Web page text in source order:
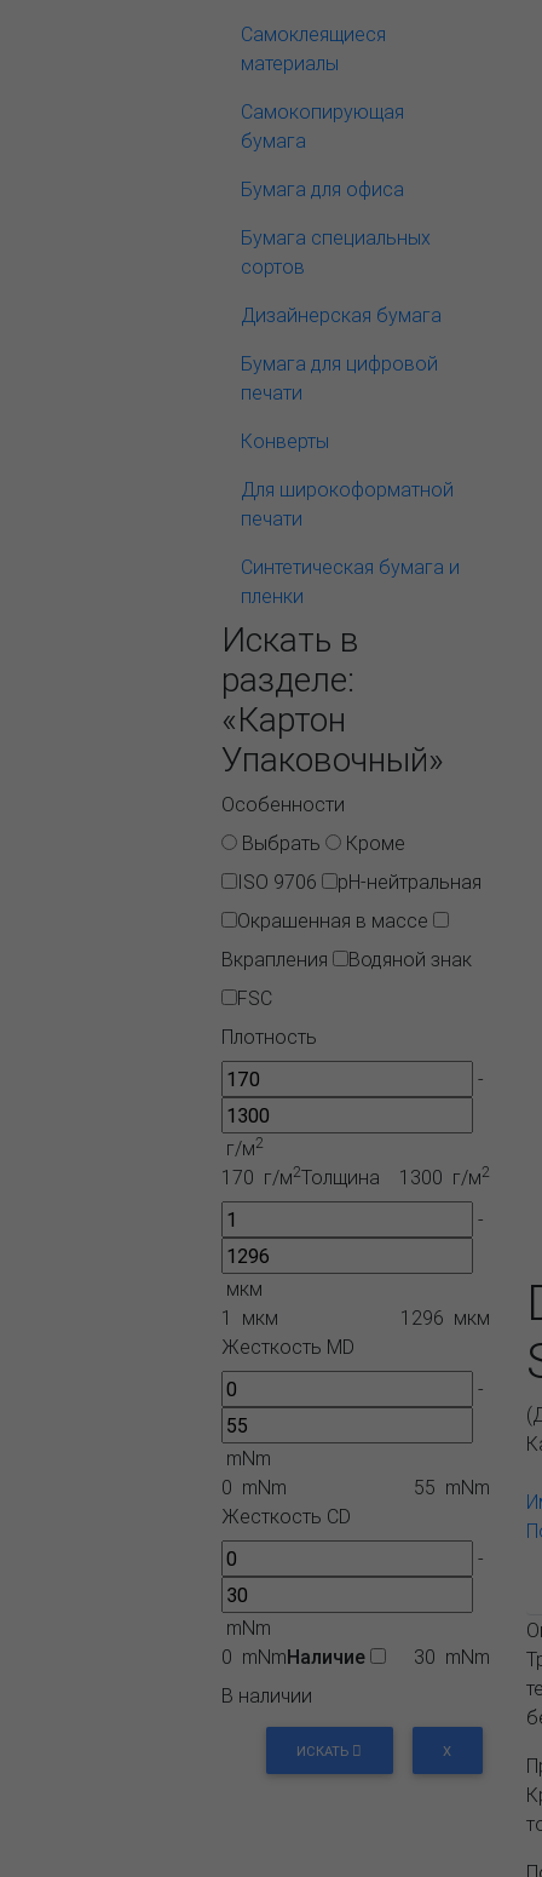
Самоклеящиеся
материалы
Самокопирующая
бумага
Бумага для офиса
Бумага специальных
сортов
Дизайнерская бумага
Бумага для цифровой
печати
Конверты
Для широкоформатной
печати
Синтетическая бумага и
пленки
Искать в
разделе:
«Картон
Упаковочный»
Особенности
Выбрать
Кроме
ISO 9706
pH-нейтральная
Окрашенная в массе
Вкрапления
Водяной знак
FSC
Плотность
-
г/м2
1300 г/м2
170 г/м2Толщина
-
мкм
1296 мкм
1 мкм
Жесткость MD
-
mNm
55 mNm
0 mNm
Жесткость СD
-
mNm
30 mNm
0 mNmНаличие
В наличии
ИСКАТЬ X
(